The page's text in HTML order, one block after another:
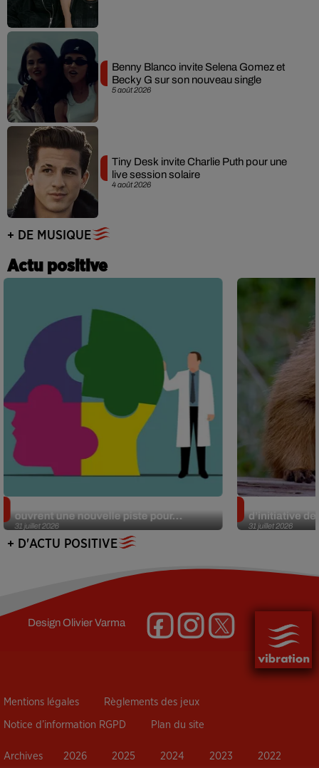
5 août 2026
Benny Blanco invite Selena Gomez et
Becky G sur son nouveau single
4 août 2026
Tiny Desk invite Charlie Puth pour une
live session solaire
+ DE MUSIQUE
Actu positive
31 juillet 2026
ouvrent une nouvelle piste pour...
31 juillet 2026
d’initiative
+ D'ACTU POSITIVE
DesignOlivier Varma
Mentions légales Règlements des jeux
Notice d’information RGPD Plan du site
Archives 2026 2025 2024 2023 2022